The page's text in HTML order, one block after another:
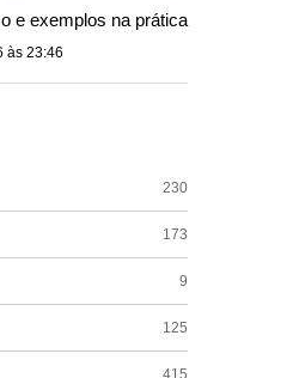
e exemplos na prática
às 23:46
230
173
9
125
415